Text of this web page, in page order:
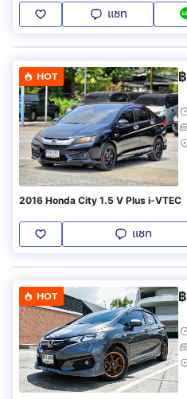
แชท
HOT ฿
2016 Honda City 1.5 V Plus i-VTEC
แชท
HOT ฿